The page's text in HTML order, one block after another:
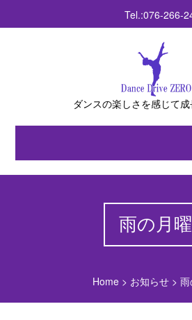
Tel.:076-266-
ダンスの楽しさを感じて成
雨の月曜
Home> お知らせ>